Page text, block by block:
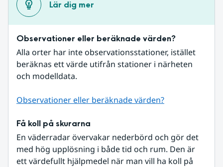
Lär dig mer
Observationer eller beräknade värden?
Alla orter har inte observationsstationer, istället
beräknas ett värde utifrån stationer i närheten
och modelldata.
Observationer eller beräknade värden?
Få koll på skurarna
En väderradar övervakar nederbörd och gör det
med hög upplösning i både tid och rum. Den är
ett värdefullt hjälpmedel när man vill ha koll på